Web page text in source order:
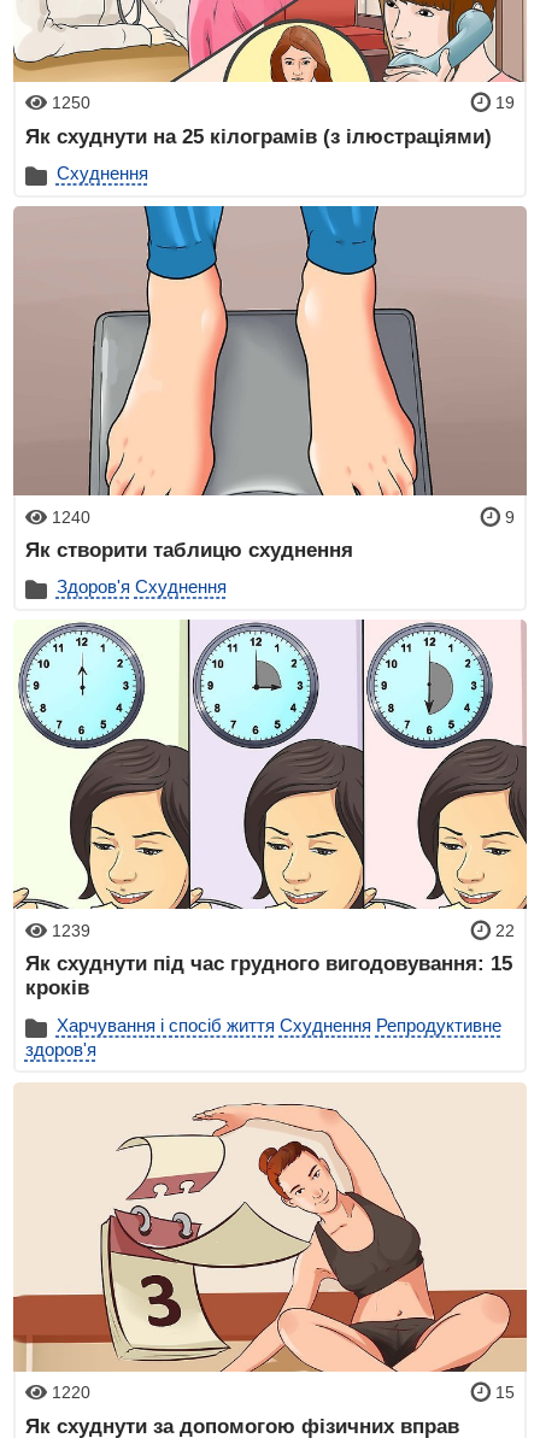
1250 19
Як схуднути на 25 кілограмів (з ілюстраціями)
Схуднення
1240 9
Як створити таблицю схуднення
Здоров'я Схуднення
1239 22
Як схуднути під час грудного вигодовування: 15
кроків
Харчування і спосіб життя Схуднення Репродуктивне
здоров'я
1220 15
Як схуднути за допомогою фізичних вправ